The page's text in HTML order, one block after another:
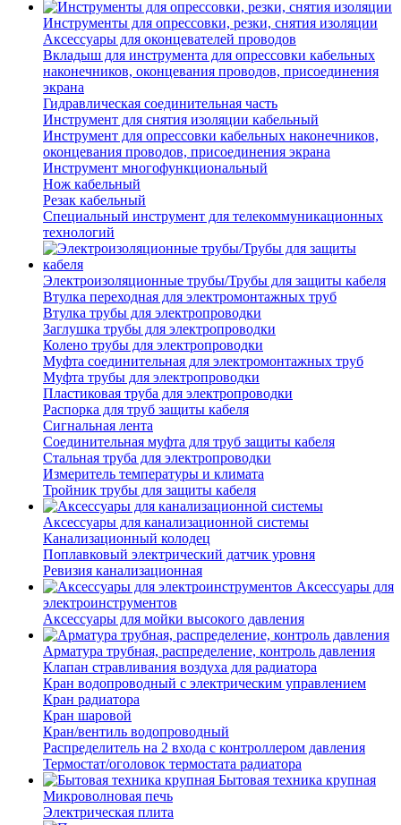
Инструменты для опрессовки, резки, снятия изоляции
Аксессуары для оконцевателей проводов
Вкладыш для инструмента для опрессовки кабельных
наконечников, оконцевания проводов, присоединения
экрана
Гидравлическая соединительная часть
Инструмент для снятия изоляции кабельный
Инструмент для опрессовки кабельных наконечников,
оконцевания проводов, присоединения экрана
Инструмент многофункциональный
Нож кабельный
Резак кабельный
Специальный инструмент для телекоммуникационных
технологий
Электроизоляционные трубы/Трубы для защиты кабеля
Втулка переходная для электромонтажных труб
Втулка трубы для электропроводки
Заглушка трубы для электропроводки
Колено трубы для электропроводки
Муфта соединительная для электромонтажных труб
Муфта трубы для электропроводки
Пластиковая труба для электропроводки
Распорка для труб защиты кабеля
Сигнальная лента
Соединительная муфта для труб защиты кабеля
Стальная труба для электропроводки
Измеритель температуры и климата
Тройник трубы для защиты кабеля
Аксессуары для канализационной системы
Канализационный колодец
Поплавковый электрический датчик уровня
Ревизия канализационная
Аксессуары для
электроинструментов
Аксессуары для мойки высокого давления
Арматура трубная, распределение, контроль давления
Клапан стравливания воздуха для радиатора
Кран водопроводный с электрическим управлением
Кран радиатора
Кран шаровой
Кран/вентиль водопроводный
Распределитель на 2 входа с контроллером давления
Термостат/оголовок термостата радиатора
Бытовая техника крупная
Микроволновая печь
Электрическая плита